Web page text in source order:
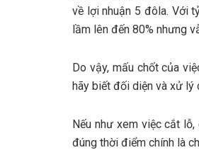
về lợi nhuận 5 đôla. Với
lầm lên đến 80% nhưng
Do vậy, mấu chốt của
hãy biết đối diện và xử lý
Nếu như xem việc cắt
đúng thời điểm chính là